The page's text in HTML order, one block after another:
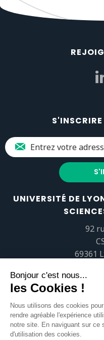
UNIVERSITÉ DE
92
69361
Tél.+33